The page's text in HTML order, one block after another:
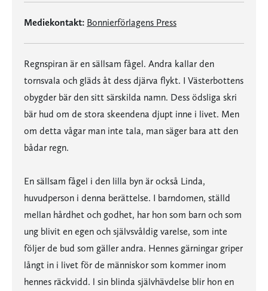
Mediekontakt: Bonnierförlagens Press
Regnspiran är en sällsam fågel. Andra kallar den
tornsvala och gläds åt dess djärva flykt. I Västerbottens
obygder bär den sitt särskilda namn. Dess ödsliga skri
bär hud om de stora skeendena djupt inne i livet. Men
om detta vågar man inte tala, man säger bara att den
bådar regn.
En sällsam fågel i den lilla byn är också Linda,
huvudperson i denna berättelse. I barndomen, ställd
mellan hårdhet och godhet, har hon som barn och som
ung blivit en egen och självsvåldig varelse, som inte
följer de bud som gäller andra. Hennes gärningar griper
långt in i livet för de människor som kommer inom
hennes räckvidd. l sin blinda självhävdelse blir hon en